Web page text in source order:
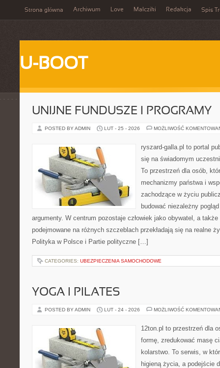
Strona główna Archiwum Love Malcziki Redakcja Spis
U-BOOT
UNIJNE FUNDUSZE I PROGRAMY
POSTED BY ADMIN LUT - 25 - 2026 MOŻLIWOŚĆ
ryszard-galla.pl to portal
się na świadomym
To przestrzeń dla osób,
mechanizmy państwa i
zachodzące w życiu
budować niezależny
argumenty. W centrum pozostaje człowiek jako obywatel, a
podejmowane na różnych szczeblach przekładają się na realne
Polityka w Polsce i Partie polityczne […]
CATEGORIES: UBEZPIECZENIA SAMOCHODOWE
YOGA I PILATES
POSTED BY ADMIN LUT - 24 - 2026 MOŻLIWOŚĆ
12ton.pl to przestrzeń dla
formę, zredukować masę
kolarstwo. To serwis, w
higieną życia, a podejście